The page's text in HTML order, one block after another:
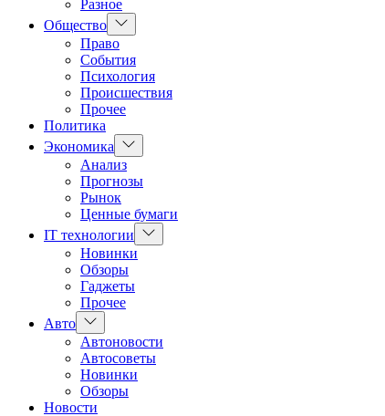
Разное
Общество Показать
подменю
Право
События
Психология
Происшествия
Прочее
Политика
Экономика
Показать
подменю
Анализ
Прогнозы
Рынок
Ценные бумаги
IT технологии
Показать
подменю
Новинки
Обзоры
Гаджеты
Прочее
Авто Показать
подменю
Автоновости
Автосоветы
Новинки
Обзоры
Новости